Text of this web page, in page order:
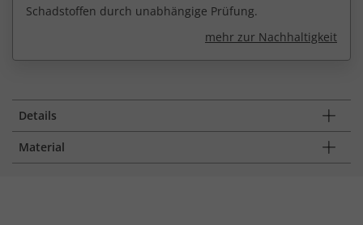
Schadstoffen durch unabhängige Prüfung.
mehr zur Nachhaltigkeit
Details
Material